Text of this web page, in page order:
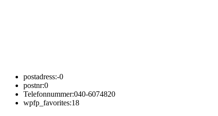
postadress:-0
postnr:0
Telefonnummer:040-6074820
wpfp_favorites:18